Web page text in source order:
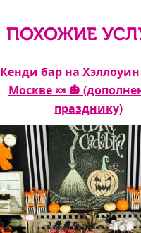
ПОХОЖИЕ
Кенди бар на Хэллоуин
Москве 🍬 🎃
празднику)